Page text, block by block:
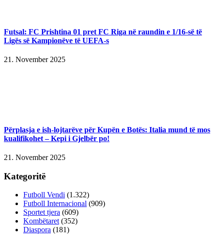
Futsal: FC Prishtina 01 pret FC Riga në raundin e 1/16-së të
Ligës së Kampionëve të UEFA-s
21. November 2025
Përplasja e ish-lojtarëve për Kupën e Botës: Italia mund të mos
kualifikohet – Kepi i Gjelbër po!
21. November 2025
Kategoritë
Futboll Vendi (1.322)
Futboll Internacional (909)
Sportet tjera (609)
Kombëtaret (352)
Diaspora (181)